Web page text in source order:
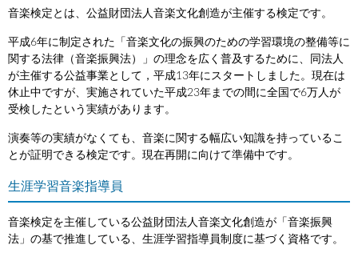
音楽検定とは、公益財団法人音楽文化創造が主催する検定です。
平成6年に制定された「音楽文化の振興のための学習環境の整備等に
関する法律（音楽振興法）」の理念を広く普及するために、同法人
が主催する公益事業として，平成13年にスタートしました。現在は
休止中ですが、実施されていた平成23年までの間に全国で6万人が
受検したという実績があります。
演奏等の実績がなくても、音楽に関する幅広い知識を持っているこ
とが証明できる検定です。現在再開に向けて準備中です。
生涯学習音楽指導員
音楽検定を主催している公益財団法人音楽文化創造が「音楽振興
法」の基で推進している、生涯学習指導員制度に基づく資格です。